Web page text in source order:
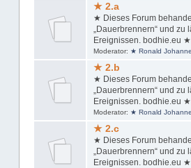
★ 2.a
★ Dieses Forum
„Dauerbrennern“ und
Ereignissen. bodhie.eu ★
Moderator: ★ Ronald
★ 2.b
★ Dieses Forum
„Dauerbrennern“ und
Ereignissen. bodhie.eu ★
Moderator: ★ Ronald
★ 2.c
★ Dieses Forum
„Dauerbrennern“ und
Ereignissen. bodhie.eu ★